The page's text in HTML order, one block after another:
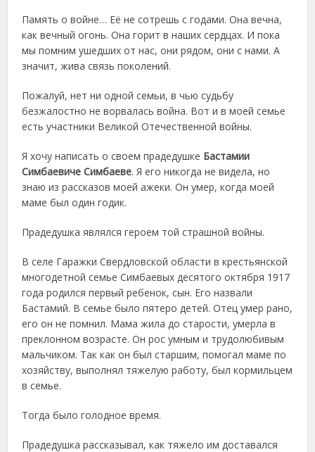
Память о войне… Её не сотрешь с годами. Она вечна,
как вечный огонь. Она горит в наших сердцах. И пока
мы помним ушедших от нас, они рядом, они с нами. А
значит, жива связь поколений.
Пожалуй, нет ни одной семьи, в чью судьбу
безжалостно не ворвалась война. Вот и в моей семье
есть участники Великой Отечественной войны.
Я хочу написать о своем прадедушке Бастамии
Симбаевиче Симбаеве. Я его никогда не видела, но
знаю из рассказов моей ажеки. Он умер, когда моей
маме был один годик.
Прадедушка являлся героем той страшной войны.
В селе Гаражки Свердловской области в крестьянской
многодетной семье Симбаевых десятого октября 1917
года родился первый ребенок, сын. Его назвали
Бастамий. В семье было пятеро детей. Отец умер рано,
его он не помнил. Мама жила до старости, умерла в
преклонном возрасте. Он рос умным и трудолюбивым
мальчиком. Так как он был старшим, помогал маме по
хозяйству, выполнял тяжелую работу, был кормильцем
в семье.
Тогда было голодное время.
Прадедушка рассказывал, как тяжело им доставался